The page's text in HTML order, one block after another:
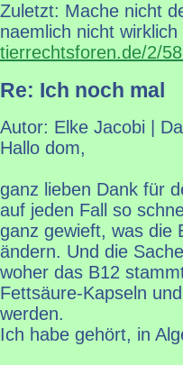
Zuletzt: Mache nicht
naemlich nicht
tierrechtsforen.de/2/
Re: Ich noch mal
Autor: Elke Jacobi |
Hallo dom,
ganz lieben Dank für
auf jeden Fall so
ganz gewieft, was die
ändern. Und die
woher das B12
Fettsäure-Kapseln
werden.
Ich habe gehört, in